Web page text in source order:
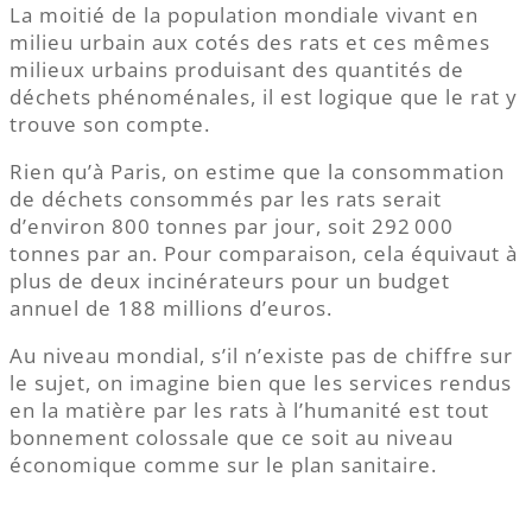
La moitié de la population mondiale vivant en
milieu urbain aux cotés des rats et ces mêmes
milieux urbains produisant des quantités de
déchets phénoménales, il est logique que le rat y
trouve son compte.
Rien qu’à Paris, on estime que la consommation
de déchets consommés par les rats serait
d’environ 800 tonnes par jour, soit 292 000
tonnes par an. Pour comparaison, cela équivaut à
plus de deux incinérateurs pour un budget
annuel de 188 millions d’euros.
Au niveau mondial, s’il n’existe pas de chiffre sur
le sujet, on imagine bien que les services rendus
en la matière par les rats à l’humanité est tout
bonnement colossale que ce soit au niveau
économique comme sur le plan sanitaire.